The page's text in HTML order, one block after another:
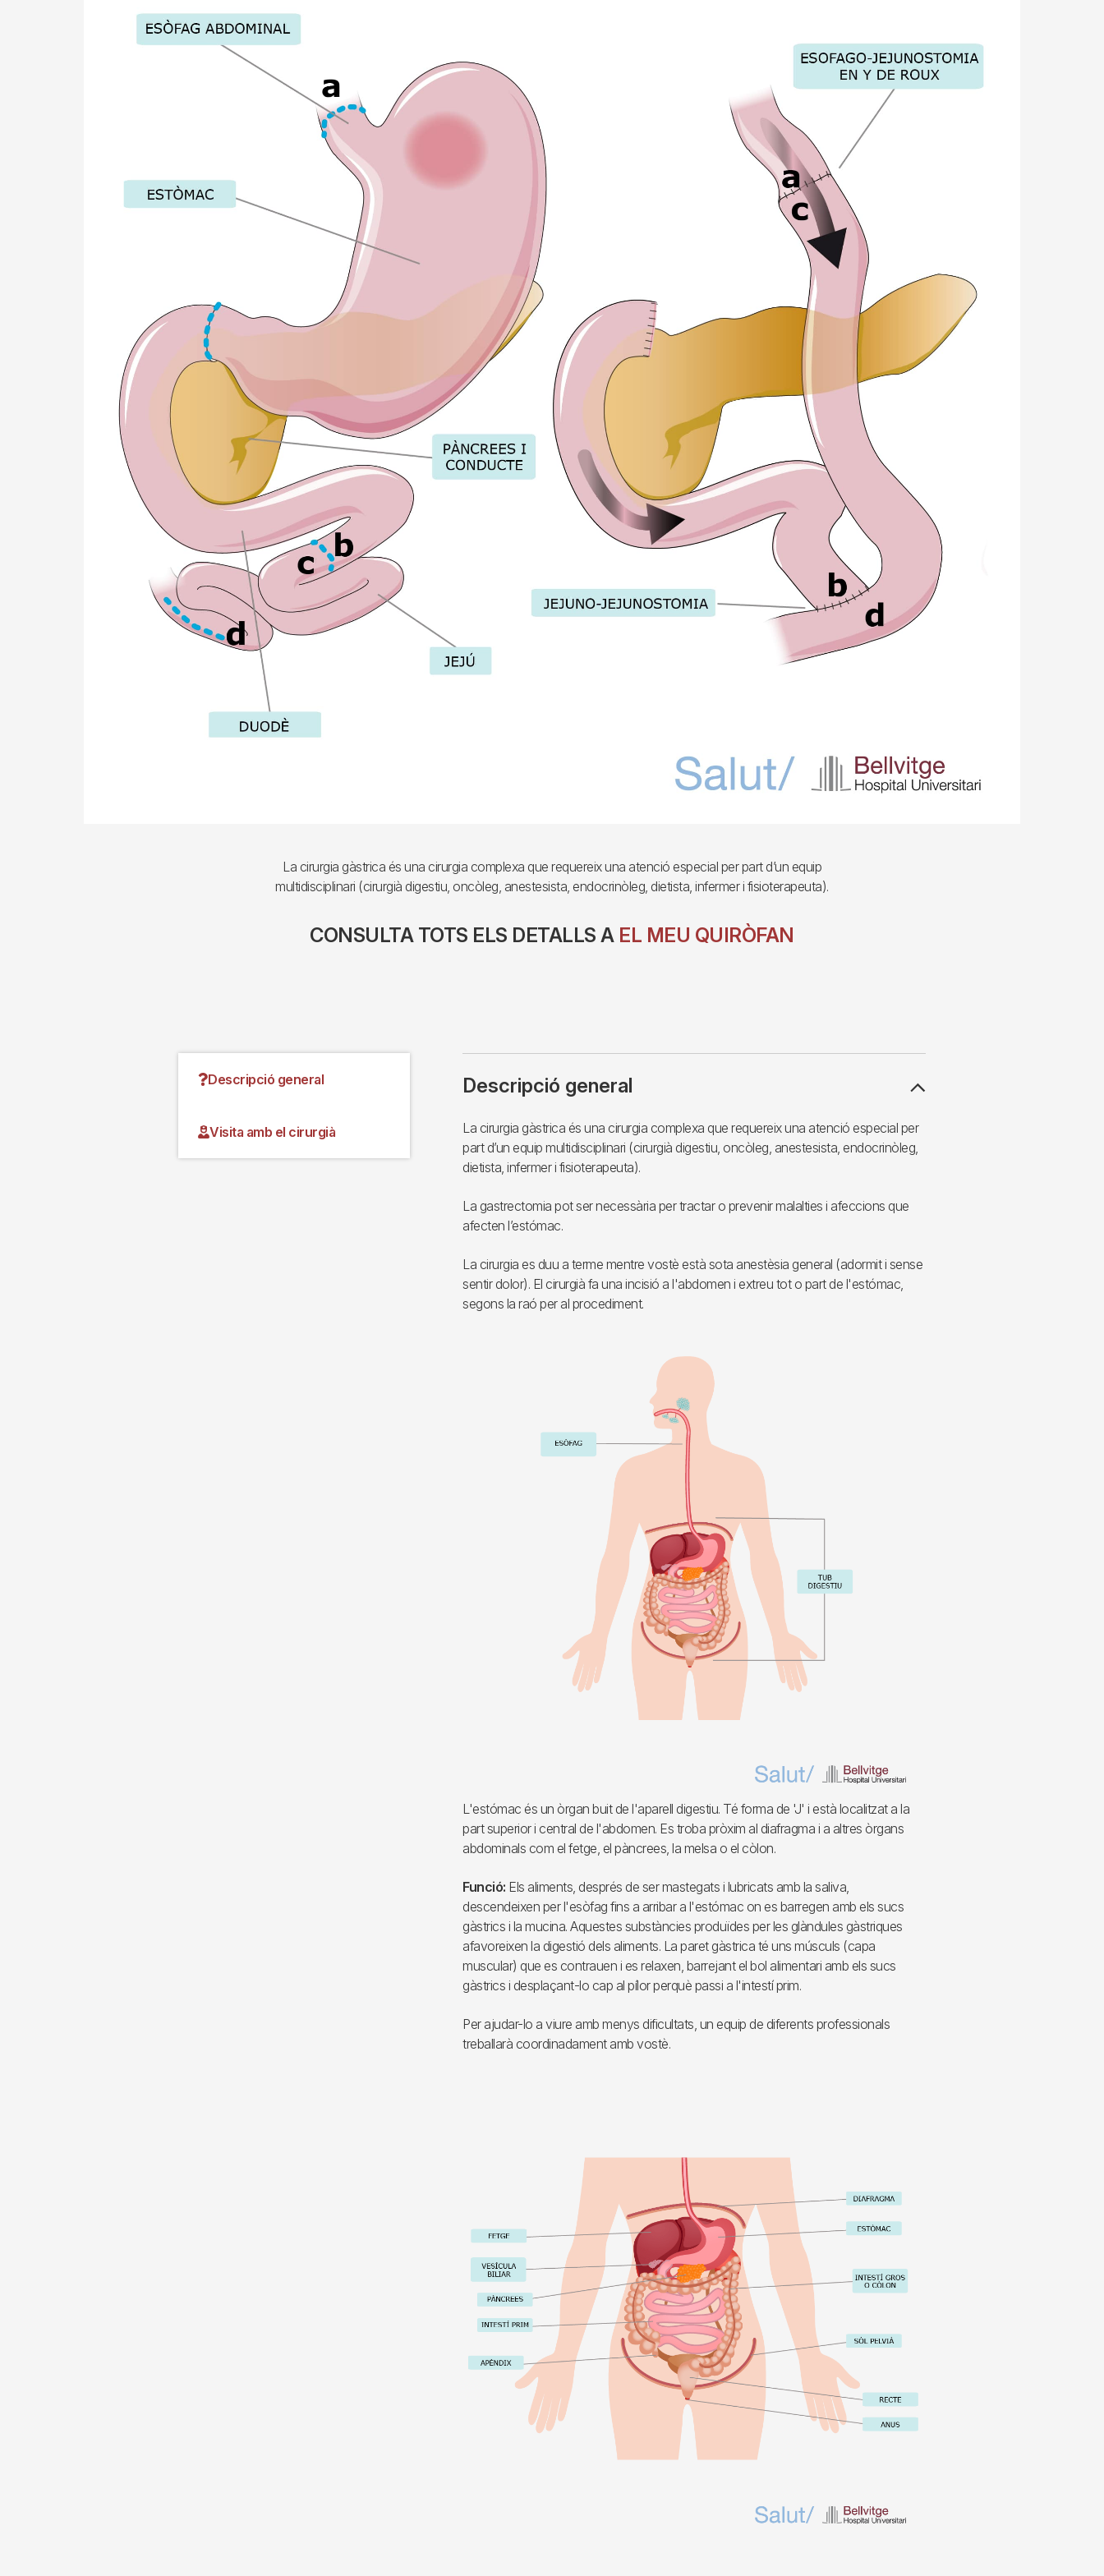
La cirurgia gàstrica és una cirurgia complexa que requereix una atenció especial per part d’un equip
multidisciplinari (cirurgià digestiu, oncòleg, anestesista, endocrinòleg, dietista, infermer i fisioterapeuta).
CONSULTA TOTS ELS DETALLS A EL MEU QUIRÒFAN
Descripció general
Visita amb el cirurgià
Descripció general
La cirurgia gàstrica és una cirurgia complexa que requereix una atenció especial per
part d’un equip multidisciplinari (cirurgià digestiu, oncòleg, anestesista, endocrinòleg,
dietista, infermer i fisioterapeuta).
La gastrectomia pot ser necessària per tractar o prevenir malalties i afeccions que
afecten l’estómac.
La cirurgia es duu a terme mentre vostè està sota anestèsia general (adormit i sense
sentir dolor). El cirurgià fa una incisió a l'abdomen i extreu tot o part de l'estómac,
segons la raó per al procediment.
L'estómac és un òrgan buit de l'aparell digestiu. Té forma de 'J' i està localitzat a la
part superior i central de l'abdomen. Es troba pròxim al diafragma i a altres òrgans
abdominals com el fetge, el pàncrees, la melsa o el còlon.
Funció: Els aliments, després de ser mastegats i lubricats amb la saliva,
descendeixen per l'esòfag fins a arribar a l'estómac on es barregen amb els sucs
gàstrics i la mucina. Aquestes substàncies produïdes per les glàndules gàstriques
afavoreixen la digestió dels aliments. La paret gàstrica té uns músculs (capa
muscular) que es contrauen i es relaxen, barrejant el bol alimentari amb els sucs
gàstrics i desplaçant-lo cap al pílor perquè passi a l'intestí prim.
Per ajudar-lo a viure amb menys dificultats, un equip de diferents professionals
treballarà coordinadament amb vostè.